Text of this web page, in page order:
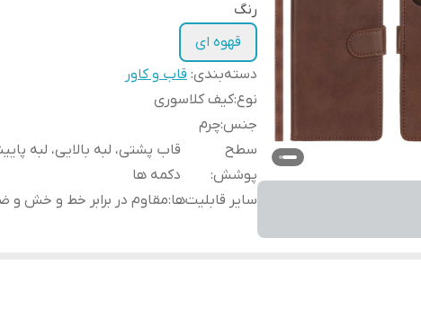
رنگ
قهوه ای
دسته‌بندی: قاب و کاور
نوع:کیف کلاسوری
جنس:چرم
سطح
پوشش:
قاب پشتی، لبه بالایی، لبه
دکمه‌ ها
سایر قابلیت‌ها:مقاوم در برابر خط و خش و